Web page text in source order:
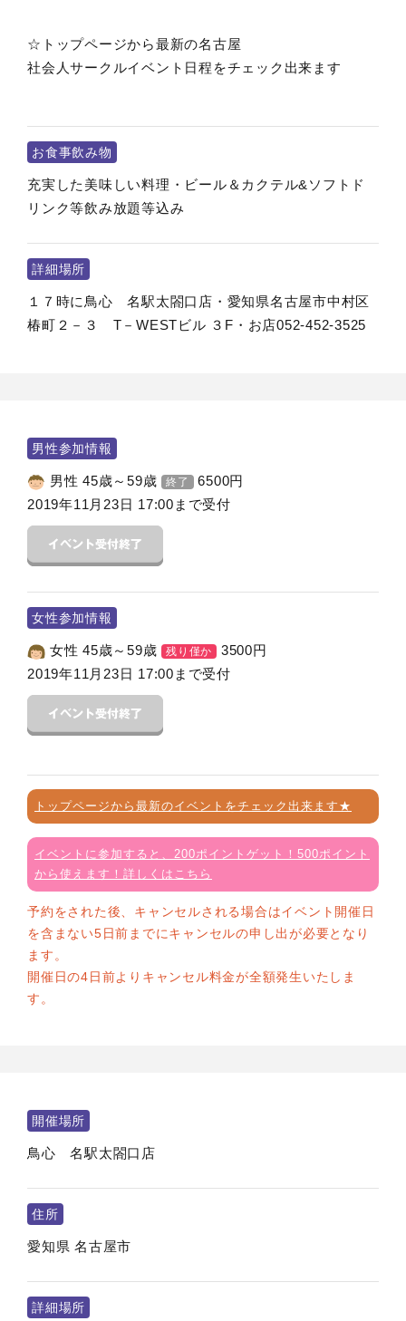
☆トップページから最新の名古屋
社会人サークルイベント日程をチェック出来ます
お食事飲み物
充実した美味しい料理・ビール＆カクテル&ソフトド
リンク等飲み放題等込み
詳細場所
１７時に鳥心 名駅太閤口店・愛知県名古屋市中村区
椿町２－３ T－WESTビル ３F・お店052-452-3525
男性参加情報
男性 45歳～59歳 終了 6500円
2019年11月23日 17:00まで受付
女性参加情報
女性 45歳～59歳 残り僅か 3500円
2019年11月23日 17:00まで受付
トップページから最新のイベントをチェック出来ます★
イベントに参加すると、200ポイントゲット！500ポイント
から使えます！詳しくはこちら
予約をされた後、キャンセルされる場合はイベント開催日
を含まない5日前までにキャンセルの申し出が必要となり
ます。
開催日の4日前よりキャンセル料金が全額発生いたしま
す。
開催場所
鳥心 名駅太閤口店
住所
愛知県 名古屋市
詳細場所